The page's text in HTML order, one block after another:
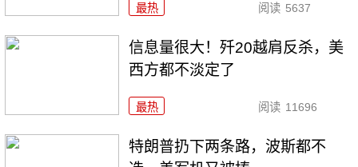
最热 阅读 5637
信息量很大！歼20越肩反杀，美
西方都不淡定了
最热 阅读 11696
特朗普扔下两条路，波斯都不